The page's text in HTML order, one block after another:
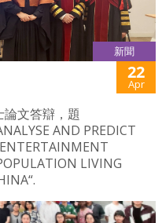
新聞
22
Apr
文答辯，題
AND PREDICT
LIVING